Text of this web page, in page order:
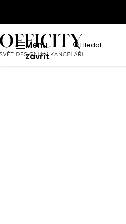
Menu
Zavřít
Hledat